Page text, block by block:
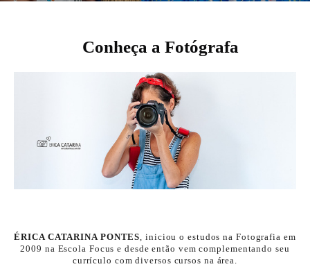
Conheça a Fotógrafa
ÉRICA CATARINA PONTES, iniciou o estudos na Fotografia em
2009 na Escola Focus e desde então vem complementando seu
currículo com diversos cursos na área.